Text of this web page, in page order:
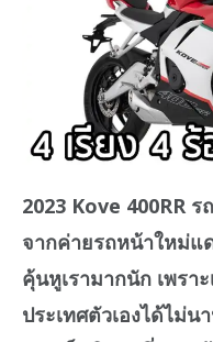
2023 Kove 400RR
จากค่ายรถหน้าใหม่แ
คุ้นหูเรามากนัก เพรา
ประเทศตัวเองได้ไม่